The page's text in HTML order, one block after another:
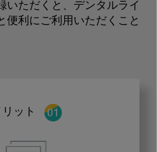
いただくと、デンタルライ
便利にご利用いただくこと
リット